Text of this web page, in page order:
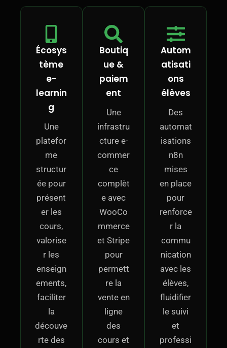
Écosys
tème
e-
learnin
g
Une
platefor
me
structur
ée pour
présent
er les
cours,
valorise
r les
enseign
ements,
faciliter
la
découve
rte des
Boutiq
ue &
paiem
ent
Une
infrastru
cture e-
commer
ce
complèt
e avec
WooCo
mmerce
et Stripe
pour
permett
re la
vente en
ligne
des
cours et
Autom
atisati
ons
élèves
Des
automat
isations
n8n
mises
en place
pour
renforce
r la
commu
nication
avec les
élèves,
fluidifier
le suivi
et
professi